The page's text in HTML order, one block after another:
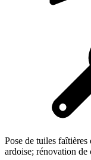
Pose de tuiles
ardoise; rénovation de